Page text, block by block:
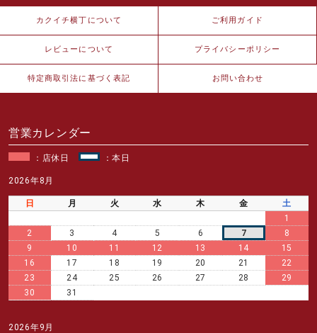
カクイチ横丁について ご利用ガイド
レビューについて プライバシーポリシー
特定商取引法に基づく表記 お問い合わせ
営業カレンダー
：店休日 ：本日
2026年8月
日 月 火 水 木 金
土
1
2
3 4 5 6 7
8
9
10 11 12 13 14
15
16
17 18 19 20 21
22
23
24 25 26 27 28
29
30
31
2026年9月